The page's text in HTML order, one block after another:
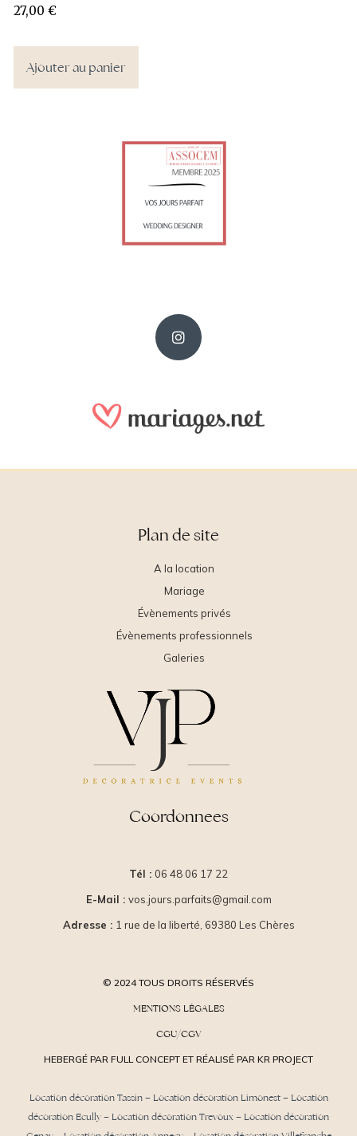
27,00€
Ajouter au panier
Plan de site
A la location
Mariage
Évènements privés
Évènements professionnels
Galeries
Coordonnees
Tél : 06 48 06 17 22
E-Mail : vos.jours.parfaits@gmail.com
Adresse : 1 rue de la liberté, 69380 Les Chères
© 2024 TOUS DROITS RÉSERVÉS
MENTIONS LÉGALES
CGU/CGV
HEBERGÉ PAR FULL CONCEPT ET RÉALISÉ PAR KR PROJECT
Location décoration Tassin– Location décoration Limonest– Location
décoration Ecully– Location décoration Trevoux– Location décoration